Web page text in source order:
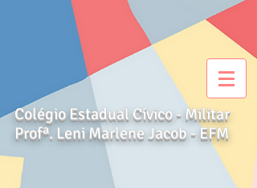
Colégio Estadual Cívico - Militar
Profª. Leni Marlene Jacob - EFM